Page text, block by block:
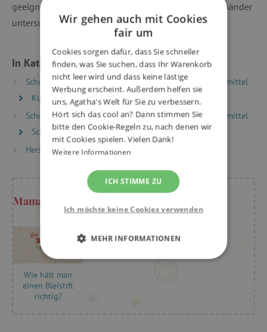
geeignet sind. Die Griffzone ist für Rechts- und Linkshänder
unterschiedlich geformt.
In Kategorien eingeteilt
Schulrucksäcke und -ranzen
Schulbedarf und Hilfsmittel
Kunstbedarf und Zubehör-Sets
Schulrucksäcke und -ranzen
Schulbedarf und Hilfsmittel
Schreibwaren und Zubehör
Hersteller
STABILO
Mama Kristýna rät
Wie hält man
einen Bleistift
richtig?
Wir gehen auch mit Cookies
fair um
Cookies sorgen dafür, dass Sie schneller
finden, was Sie suchen, dass Ihr Warenkorb
nicht leer wird und dass keine lästige
Werbung erscheint. Außerdem helfen sie
uns, Agatha's Welt für Sie zu verbessern.
Hört sich das cool an? Dann stimmen Sie
bitte den Cookie-Regeln zu, nach denen wir
mit Cookies spielen. Vielen Dank!
Weitere Informationen
ICH STIMME ZU
Ich möchte keine Cookies verwenden
MEHR INFORMATIONEN
UNBEDINGT ERFORDERLICH